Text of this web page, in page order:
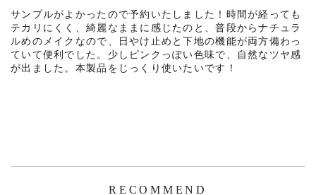
サンプルがよかったので予約いたしました！時間が経っても
テカリにくく、綺麗なままに感じたのと、普段からナチュラ
ルめのメイクなので、日やけ止めと下地の機能が両方備わっ
ていて便利でした。少しピンクっぽい色味で、自然なツヤ感
が出ました。本製品をじっくり使いたいです！
RECOMMEND